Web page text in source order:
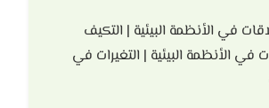
في الأنظمة البيئية | التكيف
في الأنظمة البيئية | التغيرات في